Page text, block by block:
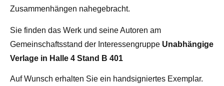
Zusammenhängen nahegebracht.
Sie finden das Werk und seine Autoren am
Gemeinschaftsstand der Interessengruppe Unabhängige
Verlage in Halle 4 Stand B 401
Auf Wunsch erhalten Sie ein handsigniertes Exemplar.